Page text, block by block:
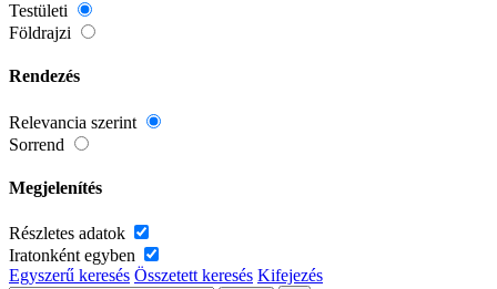
Testületi
Földrajzi
Rendezés
Relevancia szerint
Sorrend
Megjelenítés
Részletes adatok
Iratonként egyben
Egyszerű keresés Összetett keresés Kifejezés